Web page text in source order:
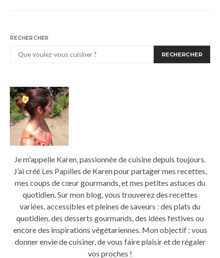
RECHERCHER
RECHERCHER
Je m'appelle Karen, passionnée de cuisine depuis toujours.
J’ai créé Les Papilles de Karen pour partager mes recettes,
mes coups de cœur gourmands, et mes petites astuces du
quotidien. Sur mon blog, vous trouverez des recettes
variées, accessibles et pleines de saveurs : des plats du
quotidien, des desserts gourmands, des idées festives ou
encore des inspirations végétariennes. Mon objectif : vous
donner envie de cuisiner, de vous faire plaisir et de régaler
vos proches !